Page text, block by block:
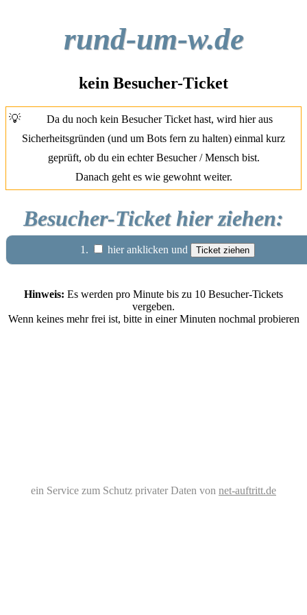
rund-um-w.de
kein Besucher-Ticket
💡
Da du noch kein Besucher Ticket hast, wird hier aus
Sicherheitsgründen (und um Bots fern zu halten) einmal kurz
geprüft, ob du ein echter Besucher / Mensch bist.
Danach geht es wie gewohnt weiter.
Besucher-Ticket hier ziehen:
1. hier anklicken und
Hinweis: Es werden pro Minute bis zu 10 Besucher-Tickets
vergeben.
Wenn keines mehr frei ist, bitte in einer Minuten nochmal probieren
ein Service zum Schutz privater Daten von net-auftritt.de